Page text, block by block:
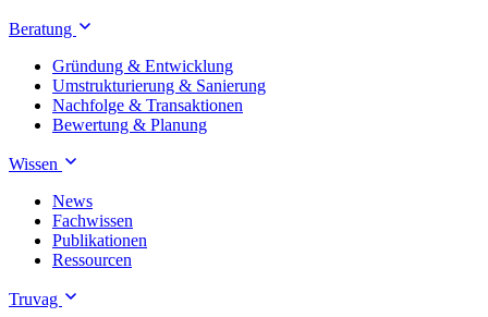
Beratung
Gründung & Entwicklung
Umstrukturierung & Sanierung
Nachfolge & Transaktionen
Bewertung & Planung
Wissen
News
Fachwissen
Publikationen
Ressourcen
Truvag